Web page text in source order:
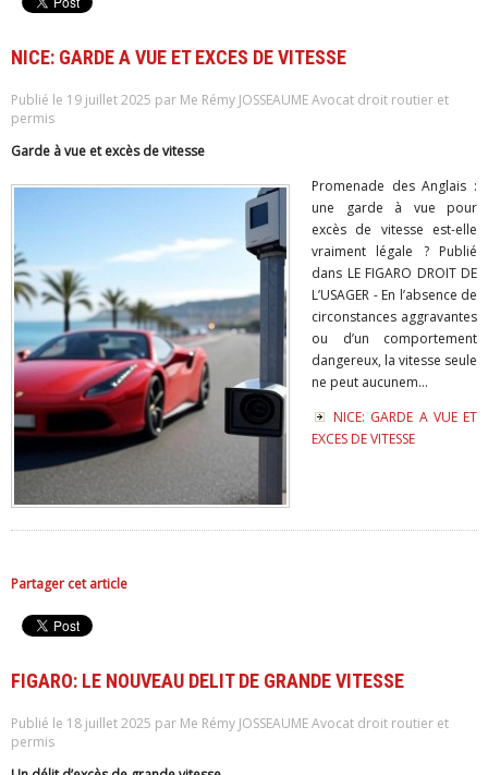
NICE: GARDE A VUE ET EXCES DE VITESSE
Publié le 19 juillet 2025 par Me Rémy JOSSEAUME Avocat droit routier et
permis
Garde à vue et excès de vitesse
Promenade des Anglais :
une garde à vue pour
excès de vitesse est-elle
vraiment légale ? Publié
dans LE FIGARO DROIT DE
L’USAGER - En l’absence de
circonstances aggravantes
ou d’un comportement
dangereux, la vitesse seule
ne peut aucunem...
NICE: GARDE A VUE ET
EXCES DE VITESSE
Partager cet article
FIGARO: LE NOUVEAU DELIT DE GRANDE VITESSE
Publié le 18 juillet 2025 par Me Rémy JOSSEAUME Avocat droit routier et
permis